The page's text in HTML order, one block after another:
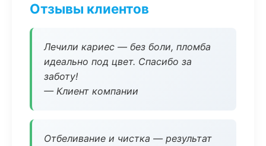
Отзывы клиентов
Лечили кариес — без боли, пломба
идеально под цвет. Спасибо за
заботу!
— Клиент компании
Отбеливание и чистка — результат